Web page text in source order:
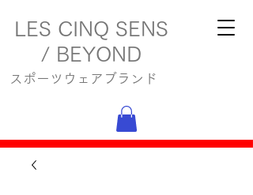
LES CINQ SENS
/ BEYOND
スポーツウェアブランド